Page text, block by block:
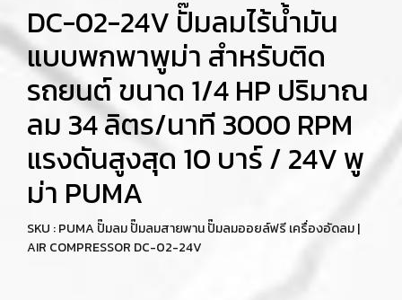
DC-02-24V ปั๊มลมไร้น้ำมัน
แบบพกพาพูม่า สำหรับติด
รถยนต์ ขนาด 1/4 HP ปริมาณ
ลม 34 ลิตร/นาที 3000 RPM
แรงดันสูงสุด 10 บาร์ / 24V พู
ม่า PUMA
SKU : PUMA ปั๊มลม ปั๊มลมสายพาน ปั๊มลมออยล์ฟรี เครื่องอัดลม |
AIR COMPRESSOR DC-02-24V